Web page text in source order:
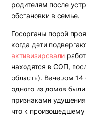
родителям после
обстановки в семье.
Госорганы порой
когда дети
активизировали
находятся в СОП,
область). Вечером 14
одного из домов
признаками
что к